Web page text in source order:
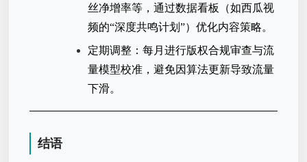
丝净增率等，通过数据看板（如西瓜视
频的“深度共鸣计划”）优化内容策略。
定期调整：每月进行版权合规审查与流
量模型校准，避免因算法更新导致流量
下滑。
结语